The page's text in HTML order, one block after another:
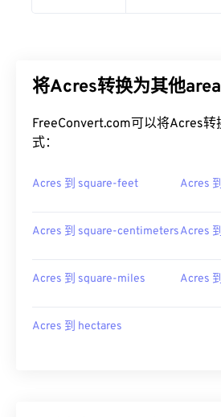
将Acres转换为其他
FreeConvert.com可以将Acres转
式：
Acres 到 square-feet Acres
Acres 到 square-centimetersAcres
Acres 到 square-miles Acres
Acres 到 hectares